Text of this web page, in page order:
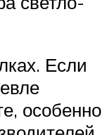
Если
особенно